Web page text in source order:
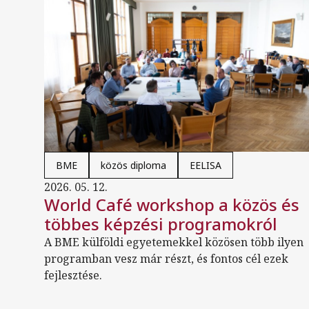
BME közös diploma EELISA
2026. 05. 12.
World Café workshop a közös és
többes képzési programokról
A BME külföldi egyetemekkel közösen több ilyen
programban vesz már részt, és fontos cél ezek
fejlesztése.